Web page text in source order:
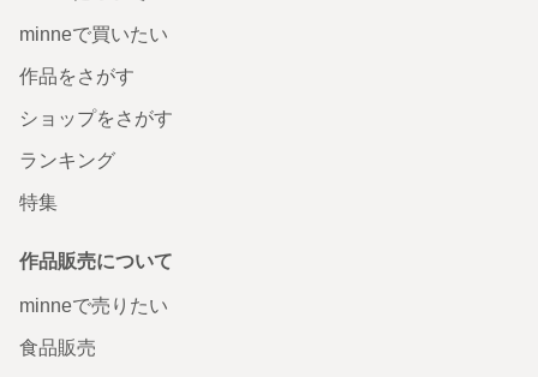
minneで買いたい
作品をさがす
ショップをさがす
ランキング
特集
作品販売について
minneで売りたい
食品販売